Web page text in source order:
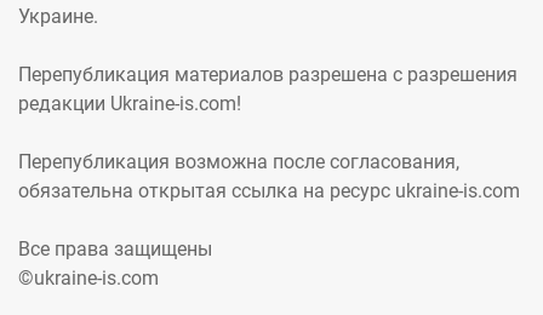
Украине.
Перепубликация материалов разрешена с разрешения
редакции Ukraine-is.com!
Перепубликация возможна после согласования,
обязательна открытая ссылка на ресурс ukraine-is.com
Все права защищены
©ukraine-is.com